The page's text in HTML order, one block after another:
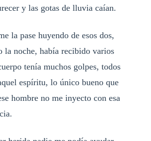
y las gotas de lluvia caían.
la pase huyendo de esos dos,
la noche, había recibido varios
tenía muchos golpes, todos
espíritu, lo único bueno que
hombre no me inyecto con esa